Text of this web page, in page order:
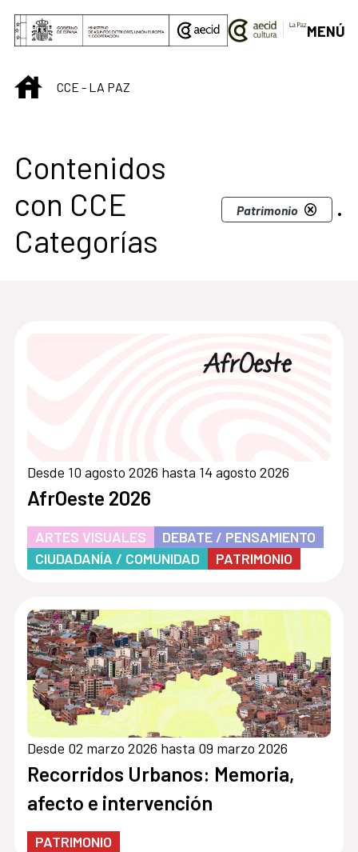
Saltar al contenido principal
MENÚ
INICIOCCE - LA PAZ
Contenidos
con CCE
Categorías
Patrimonio .
Desde 10 agosto 2026 hasta 14 agosto 2026
AfrOeste 2026
ARTES VISUALES
DEBATE / PENSAMIENTO
CIUDADANÍA / COMUNIDAD
PATRIMONIO
Desde 02 marzo 2026 hasta 09 marzo 2026
Recorridos Urbanos: Memoria,
afecto e intervención
PATRIMONIO